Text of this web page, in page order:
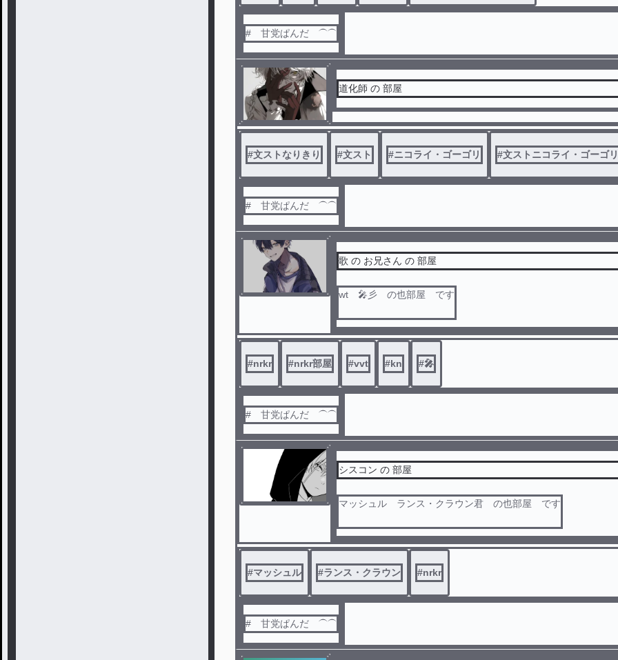
# 甘党ぱんだ ⏜⏜
道化師 の 部屋
#文ストなりきり #文スト #ニコライ・ゴーゴリ #文ストニコライ・ゴーゴリ
# 甘党ぱんだ ⏜⏜
歌 の お兄さん の 部屋
wt 🎤彡 の也部屋 です
⚠️ キャラ崩壊
#nrkr #nrkr部屋 #vvt #kn #🎤
# 甘党ぱんだ ⏜⏜
シスコン‪ の 部屋
マッシュル ランス・クラウン君 の也部屋 です
⚠️ キャラ崩壊
#マッシュル #ランス・クラウン #nrkr
# 甘党ぱんだ ⏜⏜